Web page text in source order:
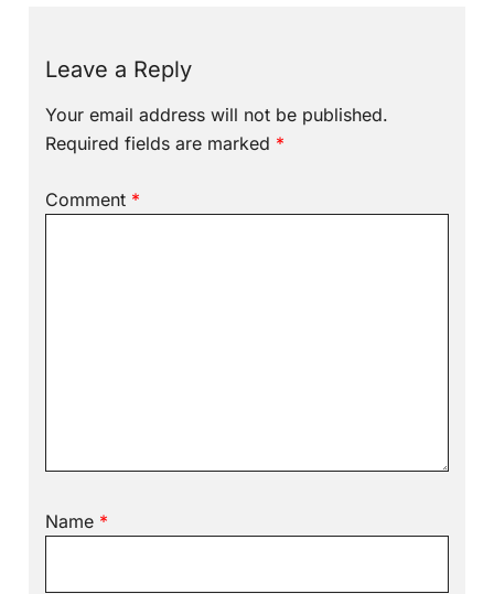
Leave a Reply
Your email address will not be published.
Required fields are marked *
Comment *
Name *